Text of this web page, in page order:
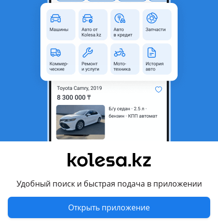
Удобный поиск и быстрая подача в приложении
Открыть приложение
Астана, Акмолинская
область
Б/y
Есть доставка
Да
Подходит на авто
Toyota Aristo
2000 - 2004 1 поколение (S160) рестайлинг
1997 - 2000 2 поколение (S16), 2000 - 2004 2 поколение
Комментарий продавца
5 ступка.35-50LS.